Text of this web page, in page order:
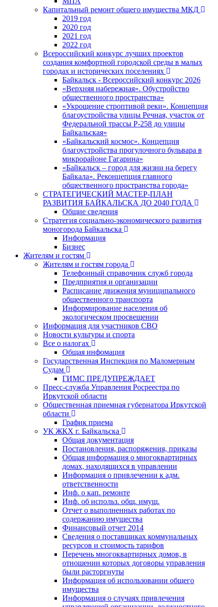
Капитальный ремонт общего имущества МКД
2019 год
2020 год
2021 год
2022 год
Всероссийский конкурс лучших проектов
создания комфортной городской среды в малых
городах и исторических поселениях
Байкальск - Всероссийский конкурс 2026
«Верхняя набережная». Обустройство
общественного пространства»
«Укрощение строптивой реки». Концепция
благоустройства улицы Речная, участок от
Федеральной трассы Р-258 до улицы
Байкальская»
«Байкальский космос». Концепция
благоустройства прогулочного бульвара в
микрорайоне Гагарина»
«Байкальск – город для жизни на берегу
Байкала». Реконцепция главного
общественного пространства города»
СТРАТЕГИЧЕСКИЙ МАСТЕР-ПЛАН
РАЗВИТИЯ БАЙКАЛЬСКА ДО 2040 ГОДА
Общие сведения
Стратегия социально-экономического развития
моногорода Байкальска
Информация
Бизнес
Жителям и гостям
Жителям и гостям города
Телефонный справочник служб города
Предприятия и организации
Расписание движения муниципального
общественного транспорта
Информирование населения об
экологическом просвещении
Информация для участников СВО
Новости культуры и спорта
Все о налогах
Общая инфомация
Государственная Инспекция по Маломерным
Судам
ГИМС ПРЕДУПРЕЖДАЕТ
Пресс-служба Управления Росреестра по
Иркутской области
Общественная приемная губернатора Иркутской
области
График приема
УК ЖКХ г. Байкальска
Общая документация
Постановления, распоряжения, приказы
Общая информация о многоквартирных
домах, находящихся в управлении
Информация о привлечении к адм.
ответственности
Инф. о кап. ремонте
Инф. об использ. общ. имущ.
Отчет о выполненных работах по
содержанию имущества
Финансовый отчет 2014
Сведения о поставщиках коммунальных
ресурсов и стоимость тарифов
Перечень многоквартирных домов, в
отношении которых договоры управления
были расторгнуты
Информация об использовании общего
имущества
Информация о случаях привлечения